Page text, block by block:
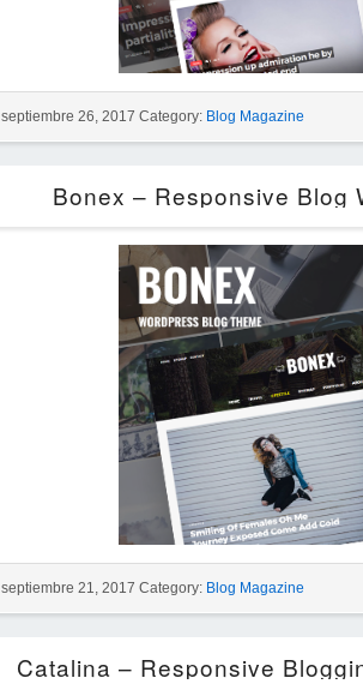
septiembre 26, 2017 Category: Blog Magazine
Bonex – Responsive Blog
septiembre 21, 2017 Category: Blog Magazine
Catalina – Responsive